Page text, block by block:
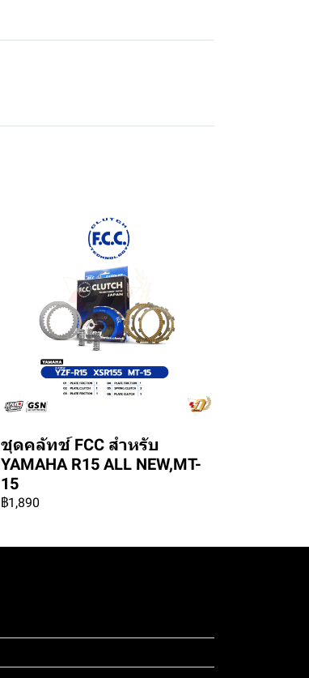
ชุดคลัทช์ FCC สำหรับ
YAMAHA R15 ALL NEW,MT-
15
฿1,890